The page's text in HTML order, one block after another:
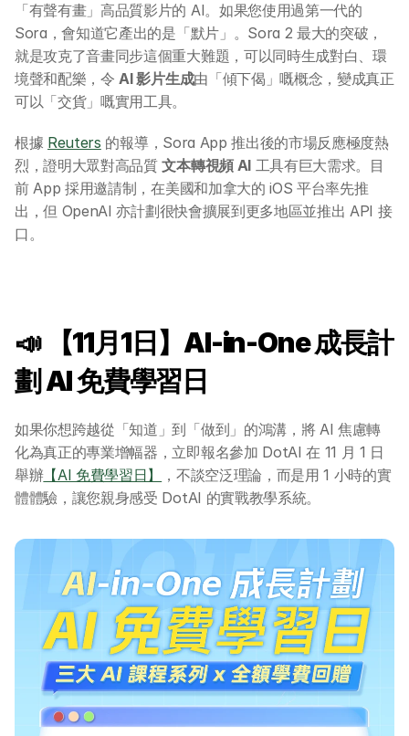
「有聲有畫」高品質影片的 AI。如果您使用過第一代的
Sora，會知道它產出的是「默片」。Sora 2 最大的突破，
就是攻克了音畫同步這個重大難題，可以同時生成對白、環
境聲和配樂，令 AI 影片生成由「傾下偈」嘅概念，變成真正
可以「交貨」嘅實用工具。
根據 Reuters 的報導，Sora App 推出後的市場反應極度熱
烈，證明大眾對高品質 文本轉視頻 AI 工具有巨大需求。目
前 App 採用邀請制，在美國和加拿大的 iOS 平台率先推
出，但 OpenAI 亦計劃很快會擴展到更多地區並推出 API 接
口。
📣
【11月1日】Al-in-One 成長計
劃 AI 免費學習日
如果你想跨越從「知道」到「做到」的鴻溝，將 AI 焦慮轉
化為真正的專業增幅器，立即報名參加 DotAI 在 11 月 1 日
舉辦【AI 免費學習日】
，不談空泛理論，而是用 1 小時的實
體體驗，讓您親身感受 DotAI 的實戰教學系統。